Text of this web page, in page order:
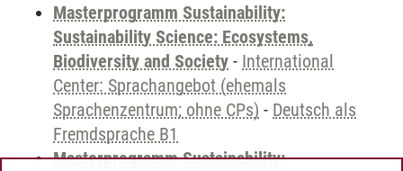
Masterprogramm Sustainability:
Sustainability Science: Ecosystems,
Biodiversity and Society - International
Center: Sprachangebot (ehemals
Sprachenzentrum; ohne CPs) - Deutsch als
Fremdsprache B1
Masterprogramm Sustainability: